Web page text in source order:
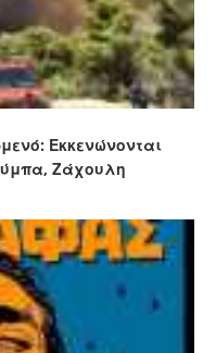
Εκκενώνονται
Ζάχουλη